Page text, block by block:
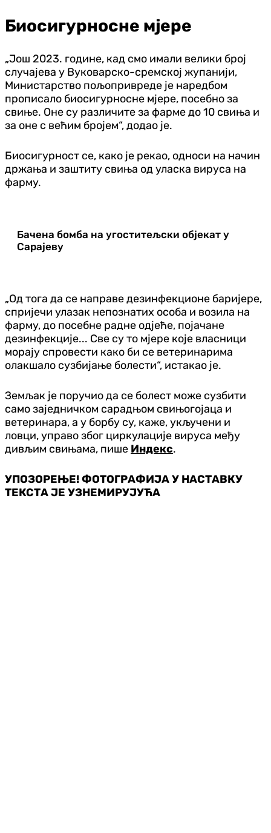
Биосигурносне мјере
„Још 2023. године, кад смо имали велики број
случајева у Вуковарско-сремској жупанији,
Министарство пољопривреде је наредбом
прописало биосигурносне мјере, посебно за
свиње. Оне су различите за фарме до 10 свиња и
за оне с већим бројем“, додао је.
Биосигурност се, како је рекао, односи на начин
држања и заштиту свиња од уласка вируса на
фарму.
Бачена бомба на угоститељски објекат у
Сарајеву
„Од тога да се направе дезинфекционе баријере,
спријечи улазак непознатих особа и возила на
фарму, до посебне радне одјеће, појачане
дезинфекције... Све су то мјере које власници
морају спровести како би се ветеринарима
олакшало сузбијање болести“, истакао је.
Земљак је поручио да се болест може сузбити
само заједничком сарадњом свињогојаца и
ветеринара, а у борбу су, каже, укључени и
ловци, управо због циркулације вируса међу
дивљим свињама, пише Индекс.
УПОЗОРЕЊЕ! ФОТОГРАФИЈА У НАСТАВКУ
ТЕКСТА ЈЕ УЗНЕМИРУЈУЋА